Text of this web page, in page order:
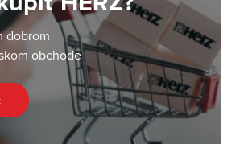
dobrom
obchode